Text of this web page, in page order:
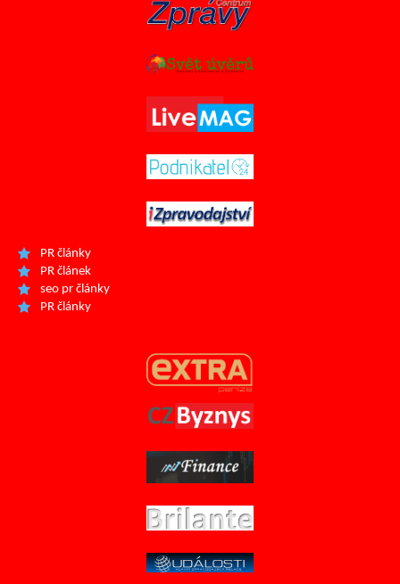
PR články
PR článek
seo pr články
PR články